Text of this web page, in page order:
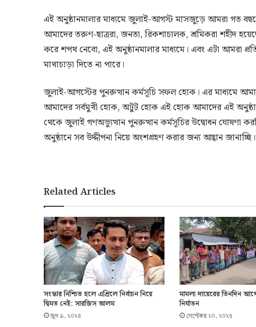
এই অনুষ্ঠানমালার মাধ্যমে জুলাই-আগস্ট মাসজুড়ে আমরা গত
আমাদের তরুণ-ছাত্ররা, জনতা, রিকশাচালক, শ্রমিকরা শহীদ
করে শপথ নেবো, এই অনুষ্ঠানমালার মাধ্যমে। এবং এটা আমরা
মাথাচাড়া দিতে না পারে।
জুলাই-আগস্টের পুনরুত্থান কর্মসূচি সফল হোক। এর মাধ্যমে
আমাদের সর্বমুখী হোক, অটুট হোক এই হোক আমাদের এই
থেকে জুলাই গণঅভ্যুত্থান পুনরুত্থান কর্মসূচির উদ্বোধন ঘোষণা
অনুষ্ঠানে সব উদ্দীপনা নিয়ে অংশগ্রহণ করার জন্য আহ্বান জানাচ্ছি।
Related Articles
সংস্কার নিশ্চিত হলে এপ্রিলে নির্বাচন নিয়ে
দ্বিমত নেই: সারজিস আলম
জুন ৯, ২০২৫
মামলা দায়েরের তিনদিন
নির্যাতন
সেপ্টেম্বর ২০, ২০২৫